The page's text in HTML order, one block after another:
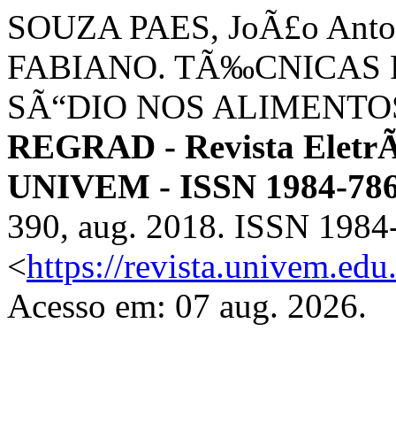
SOUZA PAES, JoÃ£o
FABIANO. TÃ‰CNICAS
SÃ“DIO NOS
REGRAD - Revista
UNIVEM - ISSN 1984-
390, aug. 2018. ISSN
<https://
Acesso em: 07 aug. 2026.